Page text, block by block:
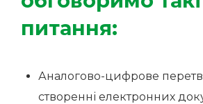
питання:
Аналогово-цифрове
створенні електронних